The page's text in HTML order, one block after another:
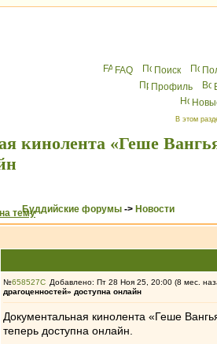
FAQ Поиск
Профиль
В этом
кинолента «Геше
Буддийские форумы -> Новости
№658527
Добавлено: Пт 28 Ноя 25, 20:00 (8 мес.
драгоценностей» доступна онлайн
Документальная кинолента «Геше
теперь доступна онлайн.